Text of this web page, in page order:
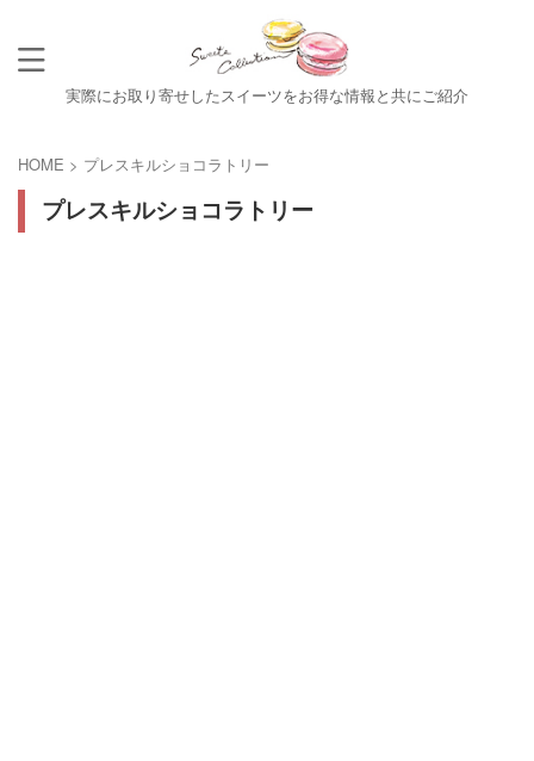
実際にお取り寄せしたスイーツをお得な情報と共にご紹介
HOME > プレスキルショコラトリー
プレスキルショコラトリー